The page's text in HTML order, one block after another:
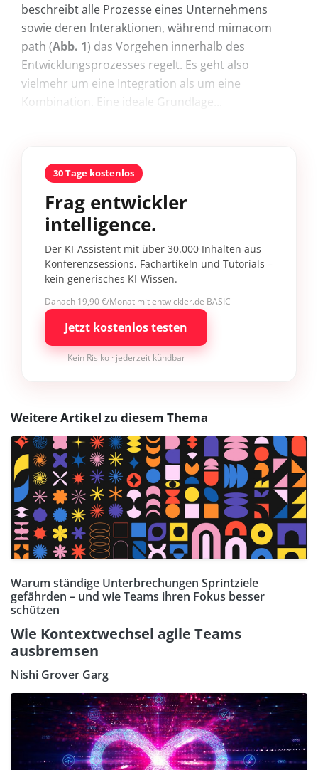
beschreibt alle Prozesse eines Unternehmens
sowie deren Interaktionen, während mimacom
path (Abb. 1) das Vorgehen innerhalb des
Entwicklungsprozesses regelt. Es geht also
vielmehr um eine Integration als um eine
Kombination. Eine ideale Grundlage...
30 Tage kostenlos
Frag entwickler
intelligence.
Der KI-Assistent mit über 30.000 Inhalten aus
Konferenzsessions, Fachartikeln und Tutorials –
kein generisches KI-Wissen.
Danach 19,90 €/Monat mit entwickler.de BASIC
Jetzt kostenlos testen
Kein Risiko · jederzeit kündbar
Weitere Artikel zu diesem Thema
Warum ständige Unterbrechungen Sprintziele
gefährden – und wie Teams ihren Fokus besser
schützen
Wie Kontextwechsel agile Teams
ausbremsen
Nishi Grover Garg